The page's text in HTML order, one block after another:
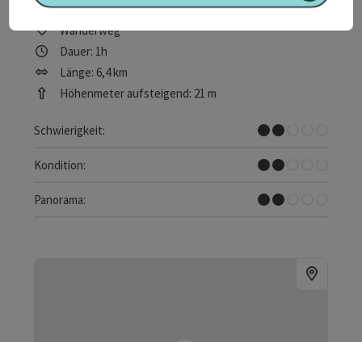
StartortMattighofen
Wanderweg
Dauer: 1h
Länge: 6,4 km
Höhenmeter aufsteigend: 21 m
Schwierigkeit:
Leicht
Kondition:
Leicht
Panorama:
Einzelne Ausblicke